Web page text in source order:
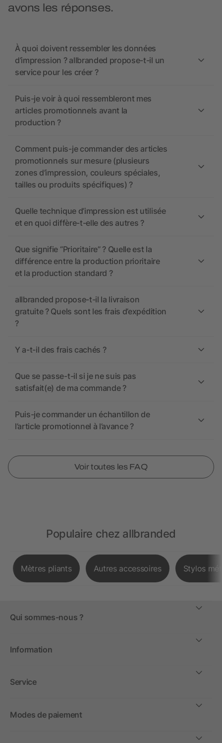
avons les réponses.
À quoi doivent ressembler les données
d’impression ? allbranded propose-t-il un
service pour les créer ?
Puis-je voir à quoi ressembleront mes
articles promotionnels avant la
production ?
Comment puis-je commander des articles
promotionnels sur mesure (plusieurs
zones d’impression, couleurs spéciales,
tailles ou produits spécifiques) ?
Quelle technique d’impression est utilisée
et en quoi diffère-t-elle des autres ?
Que signifie “Prioritaire” ? Quelle est la
différence entre la production prioritaire
et la production standard ?
allbranded propose-t-il la livraison
gratuite ? Quels sont les frais d’expédition
?
Y a-t-il des frais cachés ?
Que se passe-t-il si je ne suis pas
satisfait(e) de ma commande ?
Puis-je commander un échantillon de
l’article promotionnel à l’avance ?
Voir toutes les FAQ
Populaire chez allbranded
Mètres pliants Autres accessoires Stylos
Qui sommes-nous ?
Information
Service
Modes de paiement